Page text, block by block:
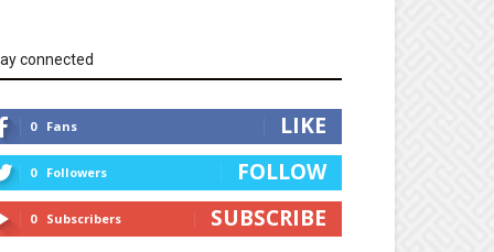
connected
0 Fans LIKE
0 Followers FOLLOW
0 Subscribers SUBSCRIBE